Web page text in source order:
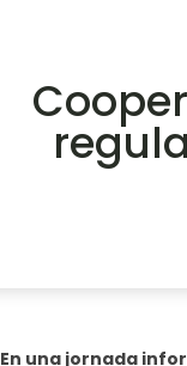
En una jornada